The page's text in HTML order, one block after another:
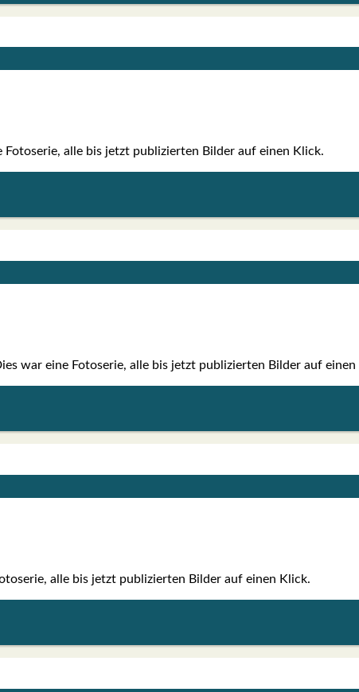
alle bis jetzt publi­zier­ten Bil­der auf einen Klick.
war eine Foto­se­rie, alle bis jetzt publi­zier­ten Bil­der auf einen
alle bis jetzt publi­zier­ten Bil­der auf einen Klick.